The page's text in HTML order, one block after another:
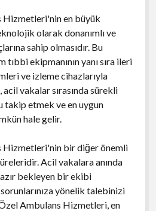
Hizmetleri'nin en büyük
olarak donanımlı ve
sahip olmasıdır. Bu
ekipmanının yanı sıra ileri
ve izleme cihazlarıyla
acil vakalar sırasında sürekli
takip etmek ve en uygun
hale gelir.
Hizmetleri'nin bir diğer önemli
Acil vakalara anında
bekleyen bir ekibi
yönelik talebinizi
Ambulans Hizmetleri, en